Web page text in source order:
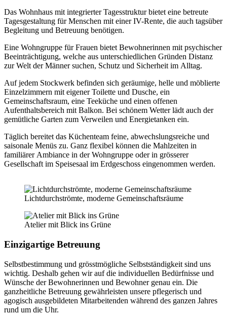
Das Wohnhaus mit integrierter Tagesstruktur bietet eine betreute
Tagesgestaltung für Menschen mit einer IV-Rente, die auch tagsüber
Begleitung und Betreuung benötigen.
Eine Wohngruppe für Frauen bietet Bewohnerinnen mit psychischer
Beeinträchtigung, welche aus unterschiedlichen Gründen Distanz
zur Welt der Männer suchen, Schutz und Sicherheit im Alltag.
Auf jedem Stockwerk befinden sich geräumige, helle und möblierte
Einzelzimmern mit eigener Toilette und Dusche, ein
Gemeinschaftsraum, eine Teeküche und einen offenen
Aufenthaltsbereich mit Balkon. Bei schönem Wetter lädt auch der
gemütliche Garten zum Verweilen und Energietanken ein.
Täglich bereitet das Küchenteam feine, abwechslungsreiche und
saisonale Menüs zu. Ganz flexibel können die Mahlzeiten in
familiärer Ambiance in der Wohngruppe oder in grösserer
Gesellschaft im Speisesaal im Erdgeschoss eingenommen werden.
Lichtdurchströmte, moderne Gemeinschaftsräume
Atelier mit Blick ins Grüne
Einzigartige Betreuung
Selbstbestimmung und grösstmögliche Selbstständigkeit sind uns
wichtig. Deshalb gehen wir auf die individuellen Bedürfnisse und
Wünsche der Bewohnerinnen und Bewohner genau ein. Die
ganzheitliche Betreuung gewährleisten unsere pflegerisch und
agogisch ausgebildeten Mitarbeitenden während des ganzen Jahres
rund um die Uhr.